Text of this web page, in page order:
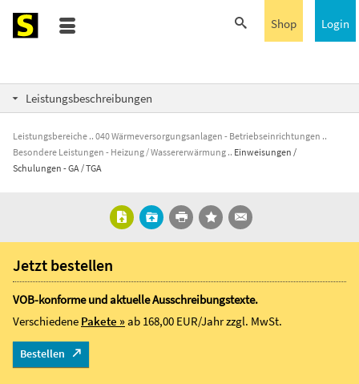
Login
Shop
Leistungsbeschreibungen
Leistungsbereiche
040 Wärmeversorgungsanlagen - Betriebseinrichtungen
Besondere Leistungen - Heizung / Wassererwärmung
Einweisungen /
Schulungen - GA / TGA
Jetzt bestellen
VOB-konforme und aktuelle Ausschreibungstexte.
Verschiedene Pakete »ab 168,00 EUR/Jahrzzgl. MwSt.
Bestellen